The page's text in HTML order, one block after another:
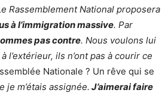
Rassemblement National proposera
à l’immigration massive. Par
pas contre. Nous voulons lui
ils n’ont pas à courir ce
Nationale ? Un rêve qui se
je m’étais assignée. J’aimerai faire